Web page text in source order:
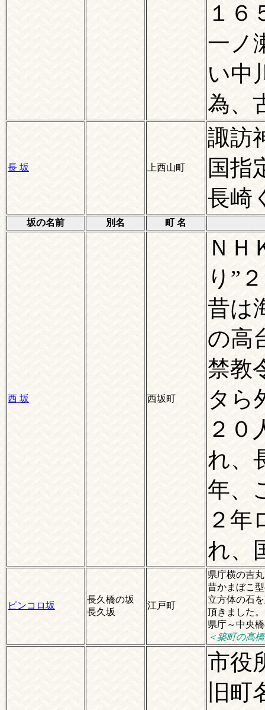
１６
一ノ
い中
為、
長 坂 上西山町
諏訪
国指
長崎
坂の名前 別名 町 名
西 坂 西坂町
ＮＨ
り”
昔は
の高
禁教
タら
２０
れ、
年、
２年
れ、
ピンコロ坂
長久橋の坂
長久坂
江戸町
県庁横の吉
昔かまぼこ
立方体の石
頂きました。
県庁～中央
＜築町の高
市役
旧